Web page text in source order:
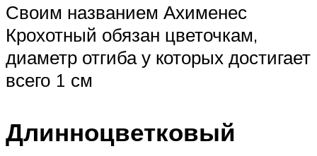
Своим названием Ахименес
Крохотный обязан цветочкам,
диаметр отгиба у которых достигает
всего 1 см
Длинноцветковый